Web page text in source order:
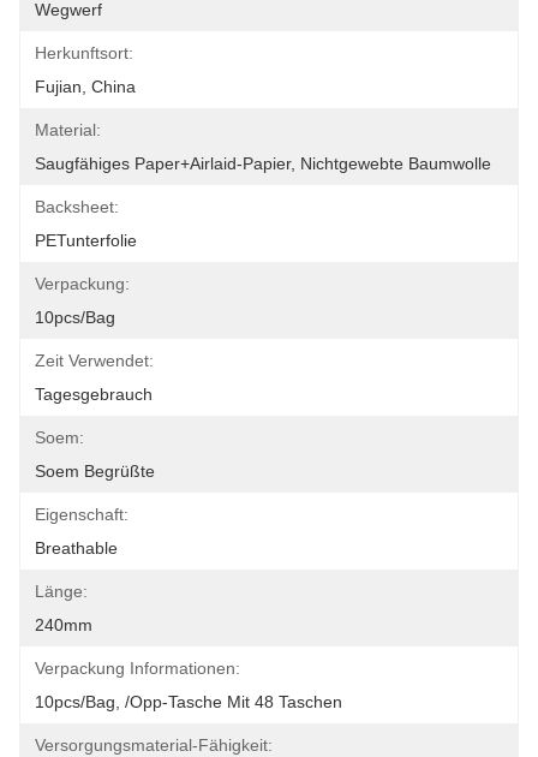
Wegwerf
Herkunftsort:
Fujian, China
Material:
Saugfähiges Paper+airlaid-Papier, Nichtgewebte Baumwolle
Backsheet:
PETunterfolie
Verpackung:
10pcs/bag
Zeit Verwendet:
Tagesgebrauch
Soem:
Soem Begrüßte
Eigenschaft:
Breathable
Länge:
240mm
Verpackung Informationen:
10pcs/bag, /opp-Tasche Mit 48 Taschen
Versorgungsmaterial-Fähigkeit: